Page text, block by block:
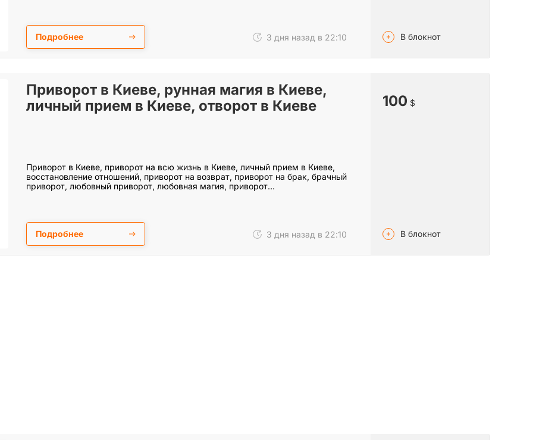
Подробнее 3 дня назад в 22:10 В блокнот
Приворот в Киеве, рунная магия в Киеве,
личный прием в Киеве, отворот в Киеве
Приворот в Киеве, приворот на всю жизнь в Киеве, личный прием в Киеве,
восстановление отношений, приворот на возврат, приворот на брак, брачный
приворот, любовный приворот, любовная магия, приворот…
Подробнее 3 дня назад в 22:10
100 $
В блокнот